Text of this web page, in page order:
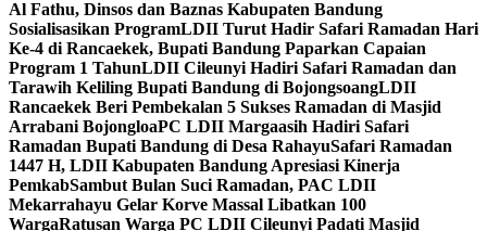
Al Fathu, Dinsos dan Baznas Kabupaten Bandung
Sosialisasikan ProgramLDII Turut Hadir Safari Ramadan Hari
Ke-4 di Rancaekek, Bupati Bandung Paparkan Capaian
Program 1 TahunLDII Cileunyi Hadiri Safari Ramadan dan
Tarawih Keliling Bupati Bandung di BojongsoangLDII
Rancaekek Beri Pembekalan 5 Sukses Ramadan di Masjid
Arrabani BojongloaPC LDII Margaasih Hadiri Safari
Ramadan Bupati Bandung di Desa RahayuSafari Ramadan
1447 H, LDII Kabupaten Bandung Apresiasi Kinerja
PemkabSambut Bulan Suci Ramadan, PAC LDII
Mekarrahayu Gelar Korve Massal Libatkan 100
WargaRatusan Warga PC LDII Cileunyi Padati Masjid